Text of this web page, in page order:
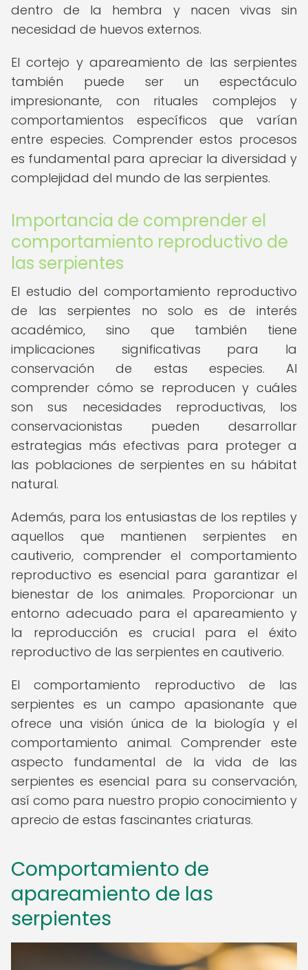
dentro de la hembra y nacen vivas sin
necesidad de huevos externos.
El cortejo y apareamiento de las serpientes
también puede ser un espectáculo
impresionante, con rituales complejos y
comportamientos específicos que varían
entre especies. Comprender estos procesos
es fundamental para apreciar la diversidad y
complejidad del mundo de las serpientes.
Importancia de comprender el
comportamiento reproductivo de
las serpientes
El estudio del comportamiento reproductivo
de las serpientes no solo es de interés
académico, sino que también tiene
implicaciones significativas para la
conservación de estas especies. Al
comprender cómo se reproducen y cuáles
son sus necesidades reproductivas, los
conservacionistas pueden desarrollar
estrategias más efectivas para proteger a
las poblaciones de serpientes en su hábitat
natural.
Además, para los entusiastas de los reptiles y
aquellos que mantienen serpientes en
cautiverio, comprender el comportamiento
reproductivo es esencial para garantizar el
bienestar de los animales. Proporcionar un
entorno adecuado para el apareamiento y
la reproducción es crucial para el éxito
reproductivo de las serpientes en cautiverio.
El comportamiento reproductivo de las
serpientes es un campo apasionante que
ofrece una visión única de la biología y el
comportamiento animal. Comprender este
aspecto fundamental de la vida de las
serpientes es esencial para su conservación,
así como para nuestro propio conocimiento y
aprecio de estas fascinantes criaturas.
Comportamiento de
apareamiento de las
serpientes